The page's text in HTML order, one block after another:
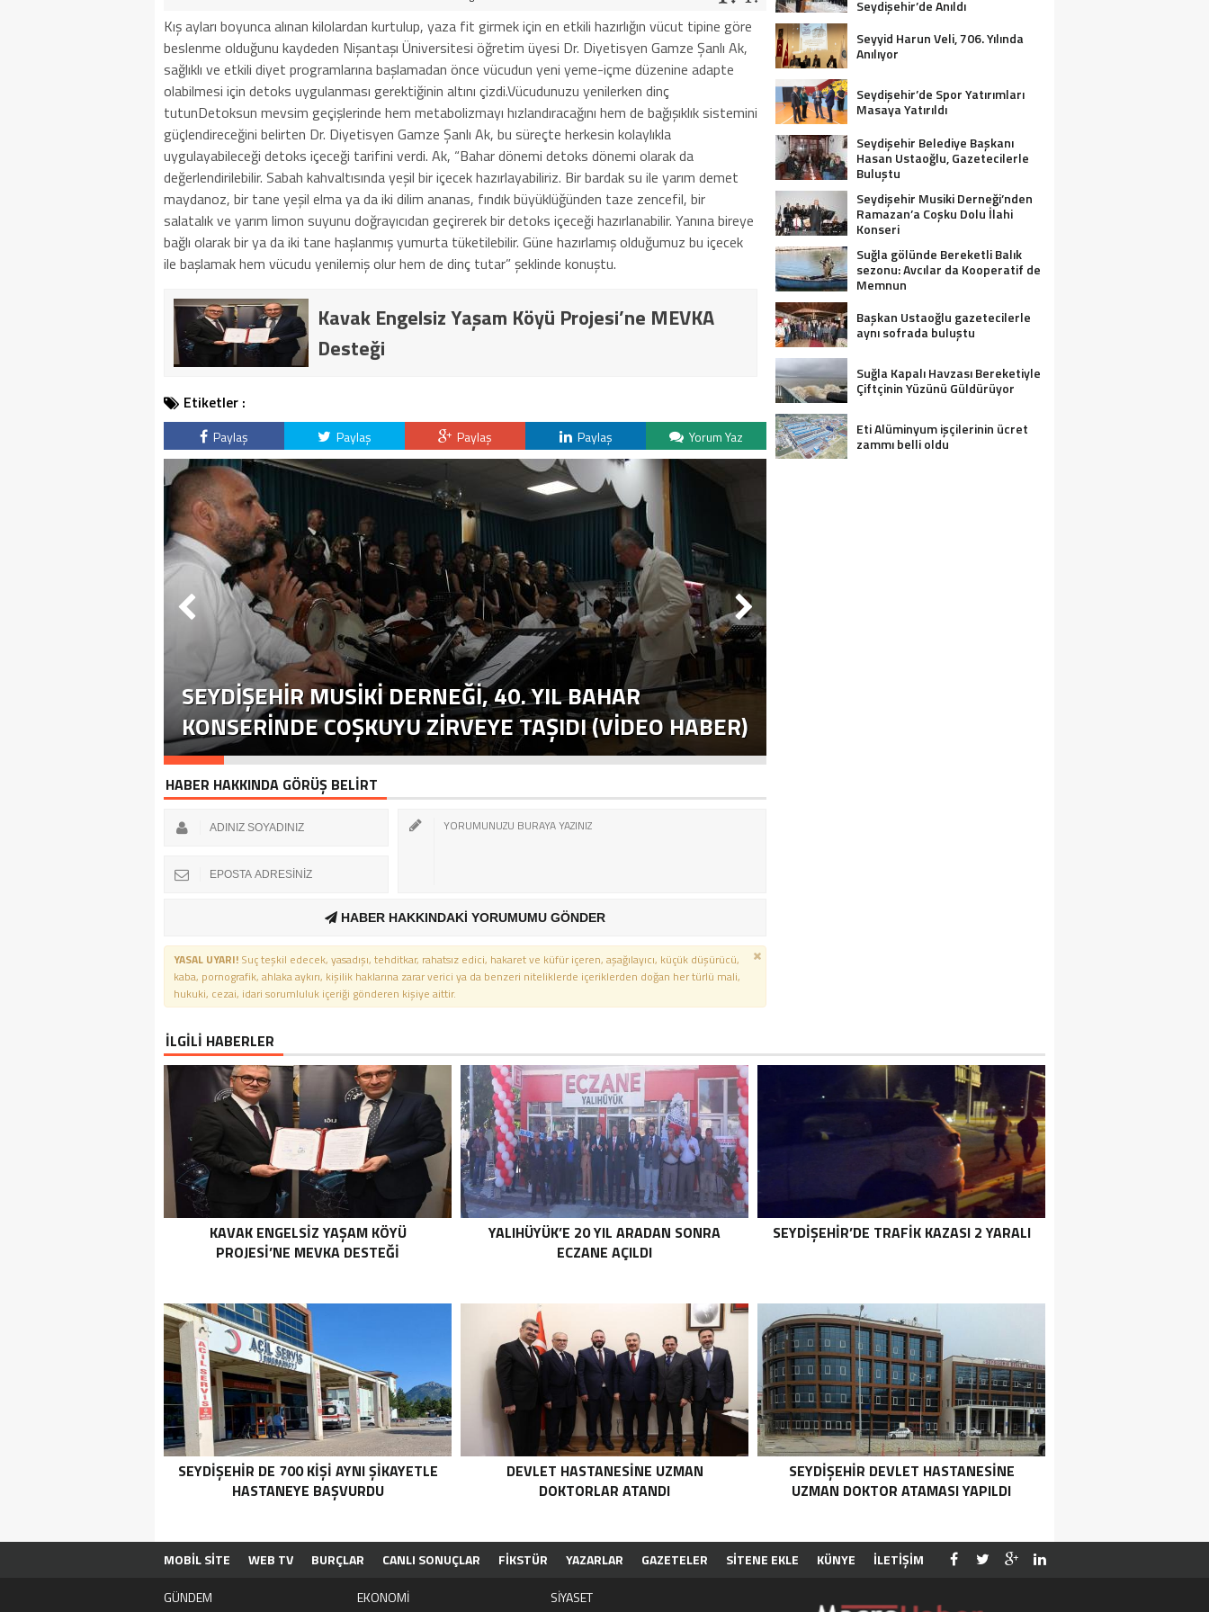
Kış ayları boyunca alınan kilolardan kurtulup, yaza fit girmek için en etkili hazırlığın vücut tipine göre
beslenme olduğunu kaydeden Nişantaşı Üniversitesi öğretim üyesi Dr. Diyetisyen Gamze Şanlı Ak,
sağlıklı ve etkili diyet programlarına başlamadan önce vücudun yeni yeme-içme düzenine adapte
olabilmesi için detoks uygulanması gerektiğinin altını çizdi.Vücudunuzu yenilerken dinç
tutunDetoksun mevsim geçişlerinde hem metabolizmayı hızlandıracağını hem de bağışıklık sistemini
güçlendireceğini belirten Dr. Diyetisyen Gamze Şanlı Ak, bu süreçte herkesin kolaylıkla
uygulayabileceği detoks içeceği tarifini verdi. Ak, “Bahar dönemi detoks dönemi olarak da
değerlendirilebilir. Sabah kahvaltısında yeşil bir içecek hazırlayabiliriz. Bir bardak su ile yarım demet
maydanoz, bir tane yeşil elma ya da iki dilim ananas, fındık büyüklüğünden taze zencefil, bir
salatalık ve yarım limon suyunu doğrayıcıdan geçirerek bir detoks içeceği hazırlanabilir. Yanına bireye
bağlı olarak bir ya da iki tane haşlanmış yumurta tüketilebilir. Güne hazırlamış olduğumuz bu içecek
ile başlamak hem vücudu yenilemiş olur hem de dinç tutar” şeklinde konuştu.
Kavak Engelsiz Yaşam Köyü Projesi’ne MEVKA
Desteği
Etiketler :
Paylaş Paylaş Paylaş Paylaş Yorum Yaz
SEYDIŞEHIR MUSIKI DERNEĞI, 40. YIL BAHAR
KONSERINDE COŞKUYU ZIRVEYE TAŞIDI (VİDEO HABER)
HABER HAKKINDA GÖRÜŞ BELİRT
HABER HAKKINDAKİ YORUMUMU GÖNDER
YASAL UYARI! Suç teşkil edecek, yasadışı, tehditkar, rahatsız edici, hakaret ve küfür içeren, aşağılayıcı, küçük düşürücü,
kaba, pornografik, ahlaka aykırı, kişilik haklarına zarar verici ya da benzeri niteliklerde içeriklerden doğan her türlü mali,
hukuki, cezai, idari sorumluluk içeriği gönderen kişiye aittir.
Seydişehir’de Anıldı
Seyyid Harun Veli, 706. Yılında
Anılıyor
Seydişehir’de Spor Yatırımları
Masaya Yatırıldı
Seydişehir Belediye Başkanı
Hasan Ustaoğlu, Gazetecilerle
Buluştu
Seydişehir Musiki Derneği’nden
Ramazan’a Coşku Dolu İlahi
Konseri
Suğla gölünde Bereketli Balık
sezonu: Avcılar da Kooperatif de
Memnun
Başkan Ustaoğlu gazetecilerle
aynı sofrada buluştu
Suğla Kapalı Havzası Bereketiyle
Çiftçinin Yüzünü Güldürüyor
Eti Alüminyum işçilerinin ücret
zammı belli oldu
İLGİLİ HABERLER
KAVAK ENGELSIZ YAŞAM KÖYÜ
PROJESI’NE MEVKA DESTEĞI
YALIHÜYÜK’E 20 YIL ARADAN SONRA
ECZANE AÇILDI
SEYDIŞEHIR’DE TRAFIK KAZASI 2 YARALI
SEYDIŞEHIR DE 700 KIŞI AYNI ŞIKAYETLE
HASTANEYE BAŞVURDU
DEVLET HASTANESINE UZMAN
DOKTORLAR ATANDI
SEYDIŞEHIR DEVLET HASTANESINE
UZMAN DOKTOR ATAMASI YAPILDI
MOBİL SİTE WEB TV BURÇLAR CANLI SONUÇLAR FİKSTÜR YAZARLAR GAZETELER SİTENE EKLE KÜNYE
İLETİŞİM
GÜNDEM
EKONOMİ
SİYASET